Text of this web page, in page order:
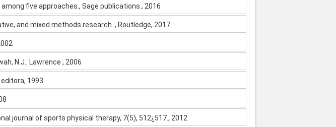
five approaches., Sage publications., 2016
and mixed methods research. , Routledge, 2017
N.J.: Lawrence , 2006
1993
journal of sports physical therapy, 7(5), 512¿517., 2012